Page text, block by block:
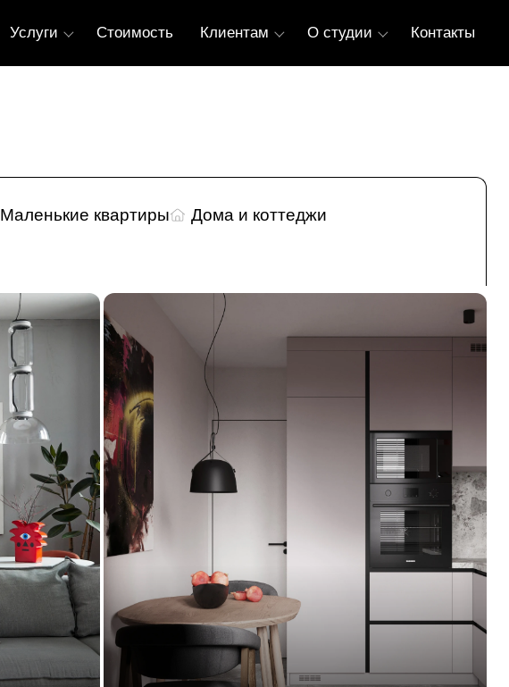
Услуги Стоимость Клиентам О студии Контакты
Маленькие квартиры Дома и коттеджи